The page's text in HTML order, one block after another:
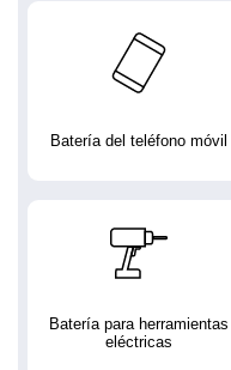
Batería del teléfono móvil
Batería para herramientas
eléctricas